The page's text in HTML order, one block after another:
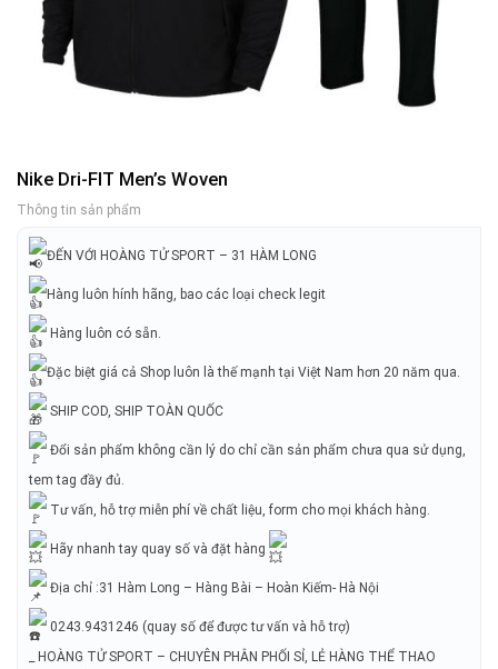
Nike Dri-FIT Men’s Woven
Thông tin sản phẩm
ĐẾN VỚI HOÀNG TỬ SPORT – 31 HÀM LONG
Hàng luôn hính hãng, bao các loại check legit
Hàng luôn có sẵn.
Đặc biệt giá cả Shop luôn là thế mạnh tại Việt Nam hơn 20 năm qua.
SHIP COD, SHIP TOÀN QUỐC
Đổi sản phẩm không cần lý do chỉ cần sản phẩm chưa qua sử dụng,
tem tag đầy đủ.
Tư vấn, hỗ trợ miễn phí về chất liệu, form cho mọi khách hàng.
Hãy nhanh tay quay số và đặt hàng
Địa chỉ :31 Hàm Long – Hàng Bài – Hoàn Kiếm- Hà Nội
0243.9431246 (quay số để được tư vấn và hỗ trợ)
_ HOÀNG TỬ SPORT – CHUYÊN PHÂN PHỐI SỈ, LẺ HÀNG THỂ THAO